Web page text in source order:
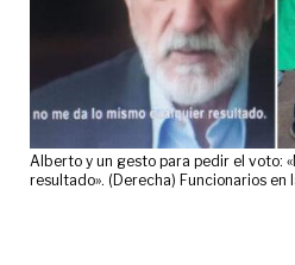
Alberto y un gesto para pedir el voto:
resultado». (Derecha) Funcionarios en